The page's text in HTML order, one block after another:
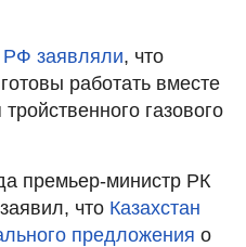
заявляли, что
работать вместе
газового
премьер-министр РК
что Казахстан
предложения о